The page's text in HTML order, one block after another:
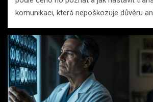
komunikaci, která nepoškozuje důvěru